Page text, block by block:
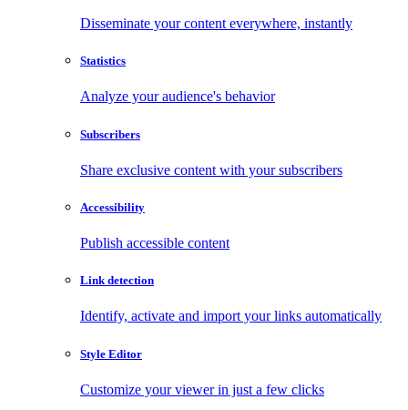
Disseminate your content everywhere, instantly
Statistics
Analyze your audience's behavior
Subscribers
Share exclusive content with your subscribers
Accessibility
Publish accessible content
Link detection
Identify, activate and import your links automatically
Style Editor
Customize your viewer in just a few clicks